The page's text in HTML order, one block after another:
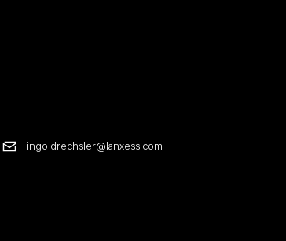
ingo.drechsler@lanxess.com